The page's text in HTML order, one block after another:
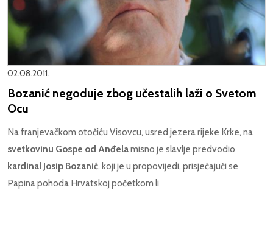
02.08.2011.
Bozanić negoduje zbog učestalih laži o Svetom
Ocu
Na franjevačkom otočiću Visovcu, usred jezera rijeke Krke, na
svetkovinu Gospe od Anđelamisno je slavlje predvodio
kardinal Josip Bozanić, koji je u propovijedi, prisjećajući se
Papina pohoda Hrvatskoj početkom li